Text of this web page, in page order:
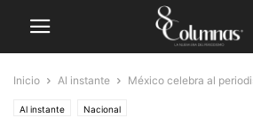
Inicio Al instante México celebra al
Al instante Nacional